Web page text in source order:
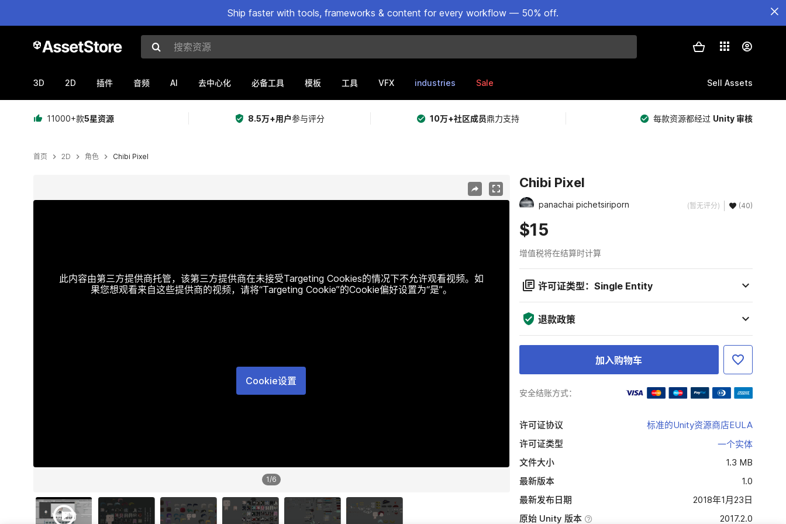
Ship faster with tools, frameworks & content for every workflow — 50% off.
搜索资源
3D 2D 插件 音频 AI 去中心化 必备工具 模板 工具 VFX industries Sale Sell Assets
11000+款5星资源 8.5万+用户参与评分 10万+社区成员鼎力支持 每款资源都经过 Unity 审核
首页 2D 角色 Chibi Pixel
此内容由第三方提供商托管，该第三方提供商在未接受Targeting Cookies的情况下不允许观看视频。如
果您想观看来自这些提供商的视频，请将“Targeting Cookie”的Cookie偏好设置为“是”。
Cookie设置
1/6
Chibi Pixel
panachai pichetsiriporn (暂无评分) (40)
$15
增值税将在结算时计算
许可证类型：Single Entity
退款政策
加入购物车
安全结账方式：
许可证协议
标准的Unity资源商店EULA
许可证类型
一个实体
文件大小
1.3 MB
最新版本
1.0
最新发布日期
2018年1月23日
原始 Unity 版本
2017.2.0